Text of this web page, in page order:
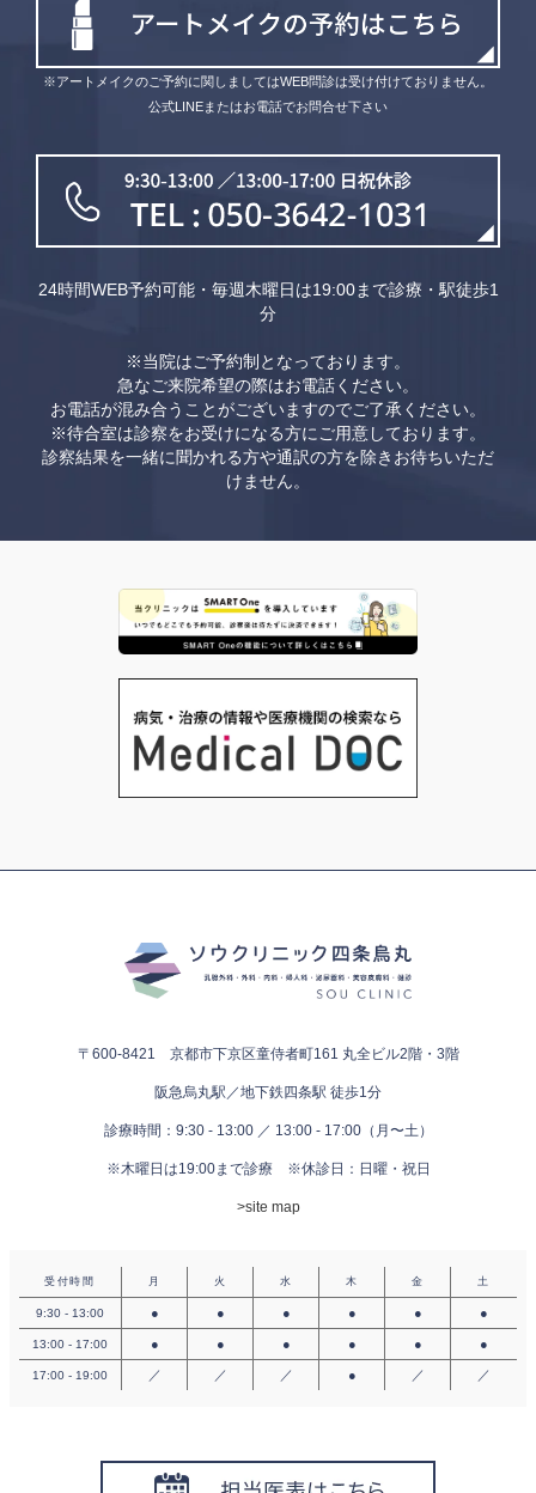
※アートメイクのご予約に関しましてはWEB問診は受け付けておりません。
公式LINEまたはお電話でお問合せ下さい
24時間WEB予約可能・毎週木曜日は19:00まで診療・駅徒歩1
分
※当院はご予約制となっております。
急なご来院希望の際はお電話ください。
お電話が混み合うことがございますのでご了承ください。
※待合室は診察をお受けになる方にご用意しております。
診察結果を一緒に聞かれる方や通訳の方を除きお待ちいただ
けません。
〒600-8421 京都市下京区童侍者町161 丸全ビル2階・3階
阪急烏丸駅／地下鉄四条駅 徒歩1分
診療時間：9:30 - 13:00 ／ 13:00 - 17:00（月〜土）
※木曜日は19:00まで診療 ※休診日：日曜・祝日
>site map
受付時間 月 火 水 木 金 土
9:30 - 13:00 ● ● ● ● ● ●
13:00 - 17:00 ● ● ● ● ● ●
17:00 - 19:00 ／ ／ ／ ● ／ ／